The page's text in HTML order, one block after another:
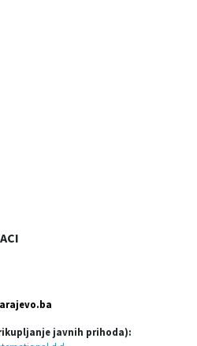
javnih prihoda):